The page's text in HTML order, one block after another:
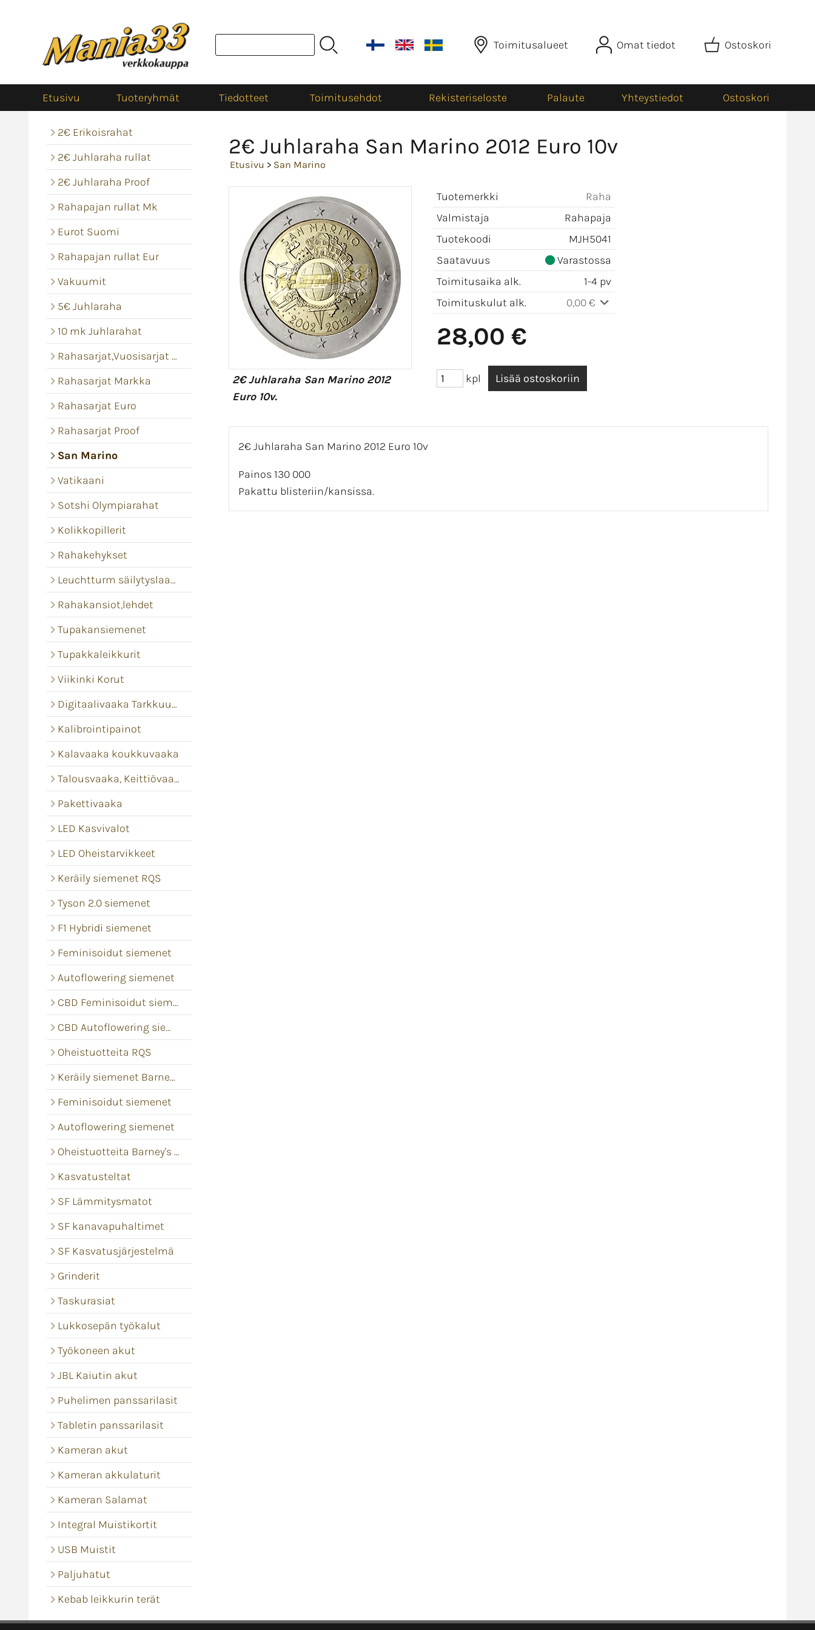
Toimitusalueet Omat tiedot Ostoskori
Etusivu Tuoteryhmät Tiedotteet Toimitusehdot Rekisteriseloste Palaute Yhteystiedot Ostoskori
2€ Erikoisrahat
2€ Juhlaraha rullat
2€ Juhlaraha Proof
Rahapajan rullat Mk
Eurot Suomi
Rahapajan rullat Eur
Vakuumit
5€ Juhlaraha
10 mk Juhlarahat
Rahasarjat,Vuosisarjat Bu
Rahasarjat Markka
Rahasarjat Euro
Rahasarjat Proof
San Marino
Vatikaani
Sotshi Olympiarahat
Kolikkopillerit
Rahakehykset
Leuchtturm säilytyslaatikot ja levyt
Rahakansiot,lehdet
Tupakansiemenet
Tupakkaleikkurit
Viikinki Korut
Digitaalivaaka Tarkkuusvaaka
Kalibrointipainot
Kalavaaka koukkuvaaka
Talousvaaka, Keittiövaaka
Pakettivaaka
LED Kasvivalot
LED Oheistarvikkeet
Keräily siemenet RQS
Tyson 2.0 siemenet
F1 Hybridi siemenet
Feminisoidut siemenet
Autoflowering siemenet
CBD Feminisoidut siemenet
CBD Autoflowering siemenet
Oheistuotteita RQS
Keräily siemenet Barney's Farm
Feminisoidut siemenet
Autoflowering siemenet
Oheistuotteita Barney's Farm
Kasvatusteltat
SF Lämmitysmatot
SF kanavapuhaltimet
SF Kasvatusjärjestelmä
Grinderit
Taskurasiat
Lukkosepän työkalut
Työkoneen akut
JBL Kaiutin akut
Puhelimen panssarilasit
Tabletin panssarilasit
Kameran akut
Kameran akkulaturit
Kameran Salamat
Integral Muistikortit
USB Muistit
Paljuhatut
Kebab leikkurin terät
2€ Juhlaraha San Marino 2012 Euro 10v
Etusivu > San Marino
2€ Juhlaraha San Marino 2012
Euro 10v.
Tuotemerkki
Raha
Valmistaja
Rahapaja
Tuotekoodi
MJH5041
Saatavuus
Varastossa
Toimitusaika alk.
1-4 pv
Toimituskulut alk.
0,00 €
28,00 €
kpl
2€ Juhlaraha San Marino 2012 Euro 10v
Painos 130 000
Pakattu blisteriin/kansissa.